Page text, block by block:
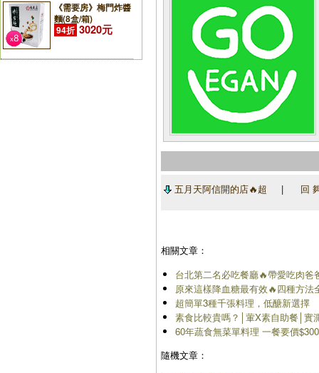
《需要房》梅門炸醬
麵(8盒/箱)
94折 3020元
五月天阿信開的店🔥超 | 回
相關文章：
台北第二名必吃餐廳🔥帶愛吃肉
原來這樣降血糖最有效🔥四種方
超簡單3種千張料理，低醣新選擇
素食比較貴嗎？│葷X素自助餐│實
60年蔬食無菜單料理 一餐要價
隨機文章：